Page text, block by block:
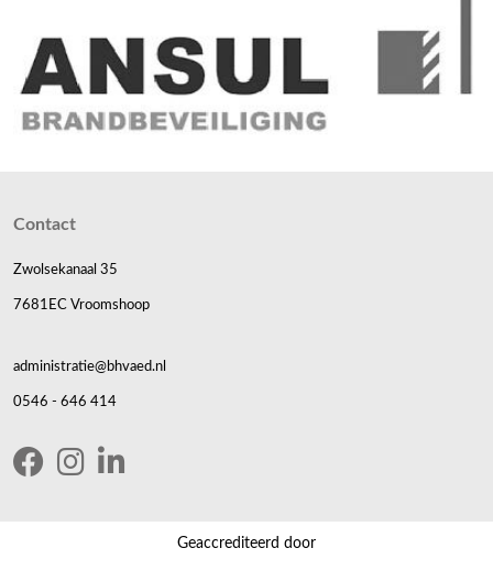
Contact
Zwolsekanaal 35
7681EC Vroomshoop
administratie@bhvaed.nl
0546 - 646 414
Geaccrediteerd door